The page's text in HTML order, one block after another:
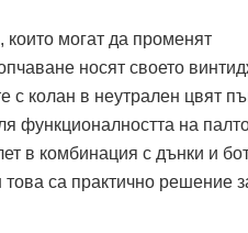
които могат да променят
носят своето
с колан в неутрален цвят
функционалността на
в комбинация с дънки и
са практично решение